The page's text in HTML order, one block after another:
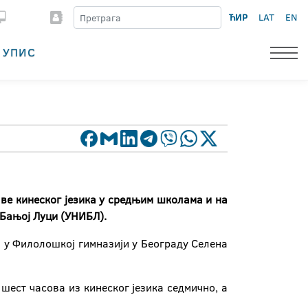
ЋИР LAT EN
УПИС
кинеског језика у средњим школама и на
Бањој Луци (УНИБЛ).
Филолошкој гимназији у Београду Селена
часова из кинеског језика седмично, а